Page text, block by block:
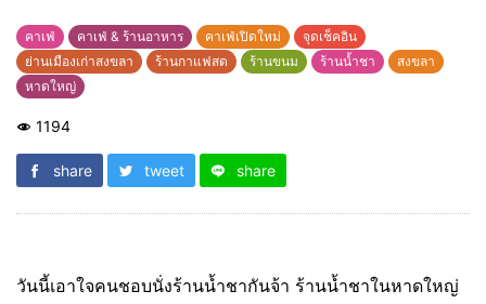
คาเฟ่ คาเฟ่ & ร้านอาหาร คาเฟ่เปิดใหม่
จุดเช็คอิน
ย่านเมืองเก่าสงขลา
ร้านกาแฟสด ร้านขนม ร้านน้ำชา
สงขลา
หาดใหญ่
1194
share tweet share
วันนี้เอาใจคนชอบนั่งร้านน้ำชากันจ้า ร้านน้ำชาในหาดใหญ่